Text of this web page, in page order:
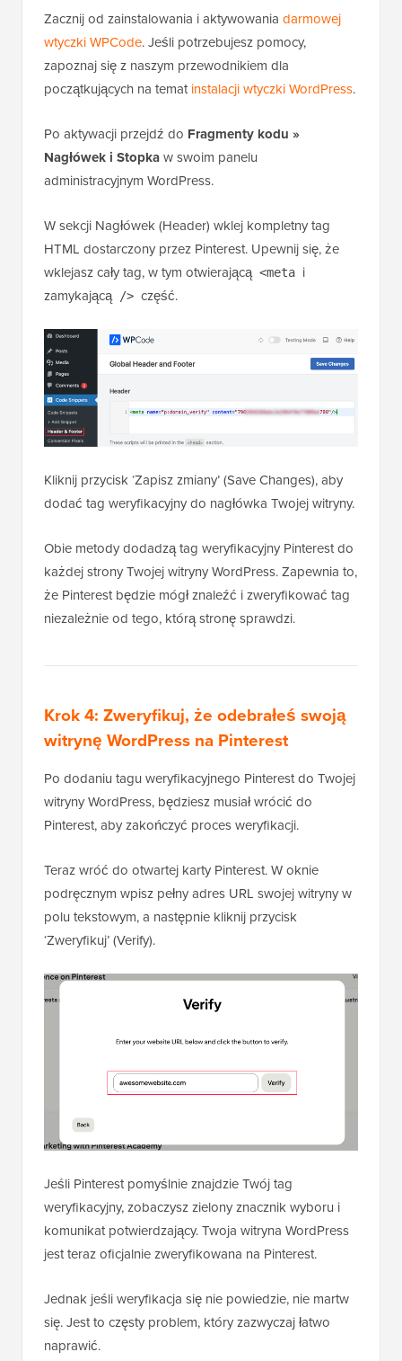
Zacznij od zainstalowania i aktywowania darmowej
wtyczki WPCode. Jeśli potrzebujesz pomocy,
zapoznaj się z naszym przewodnikiem dla
początkujących na tematinstalacji wtyczki WordPress.
Po aktywacji przejdź do Fragmenty kodu »
Nagłówek i Stopkaw swoim panelu
administracyjnym WordPress.
W sekcji Nagłówek (Header) wklej kompletny tag
HTML dostarczony przez Pinterest. Upewnij się, że
wklejasz cały tag, w tym otwierającą <meta i
zamykającą /> część.
Kliknij przycisk ‘Zapisz zmiany’ (Save Changes), aby
dodać tag weryfikacyjny do nagłówka Twojej witryny.
Obie metody dodadzą tag weryfikacyjny Pinterest do
każdej strony Twojej witryny WordPress. Zapewnia to,
że Pinterest będzie mógł znaleźć i zweryfikować tag
niezależnie od tego, którą stronę sprawdzi.
Krok 4: Zweryfikuj, że odebrałeś swoją
witrynę WordPress na Pinterest
Po dodaniu tagu weryfikacyjnego Pinterest do Twojej
witryny WordPress, będziesz musiał wrócić do
Pinterest, aby zakończyć proces weryfikacji.
Teraz wróć do otwartej karty Pinterest. W oknie
podręcznym wpisz pełny adres URL swojej witryny w
polu tekstowym, a następnie kliknij przycisk
‘Zweryfikuj’ (Verify).
Jeśli Pinterest pomyślnie znajdzie Twój tag
weryfikacyjny, zobaczysz zielony znacznik wyboru i
komunikat potwierdzający. Twoja witryna WordPress
jest teraz oficjalnie zweryfikowana na Pinterest.
Jednak jeśli weryfikacja się nie powiedzie, nie martw
się. Jest to częsty problem, który zazwyczaj łatwo
naprawić.